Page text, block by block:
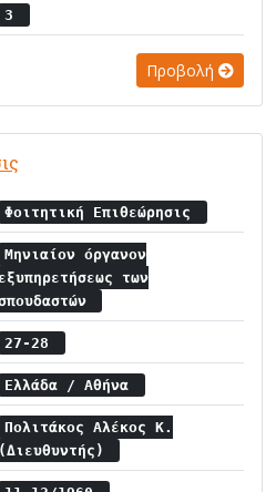
3
Προβολή
Φοιτητική Επιθεώρησις
Μηνιαίον όργανον
εξυπηρετήσεως των
27-28
Ελλάδα / Αθήνα
Πολιτάκος Αλέκος Κ.
(Διευθυντής)